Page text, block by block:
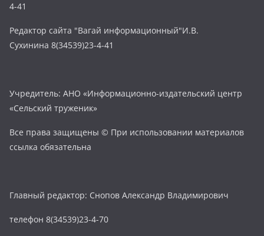
4-41
Редактор сайта "Вагай информационный"И.В.
Сухинина 8(34539)23-4-41
Учредитель: АНО «Информационно-издательский центр
«Сельский труженик»
Все права защищены © При использовании материалов
ссылка обязательна
Главный редактор: Снопов Александр Владимирович
телефон 8(34539)23-4-70